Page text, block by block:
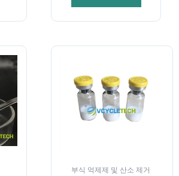
부식 억제제 및 산소 제거